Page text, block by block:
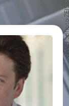
Crédit
Crédit